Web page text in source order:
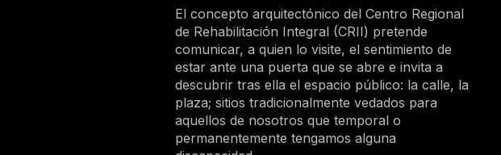
El concepto arquitectónico del Centro Regional
de Rehabilitación Integral (CRII) pretende
comunicar, a quien lo visite, el sentimiento de
estar ante una puerta que se abre e invita a
descubrir tras ella el espacio público: la calle, la
plaza; sitios tradicionalmente vedados para
aquellos de nosotros que temporal o
permanentemente tengamos alguna